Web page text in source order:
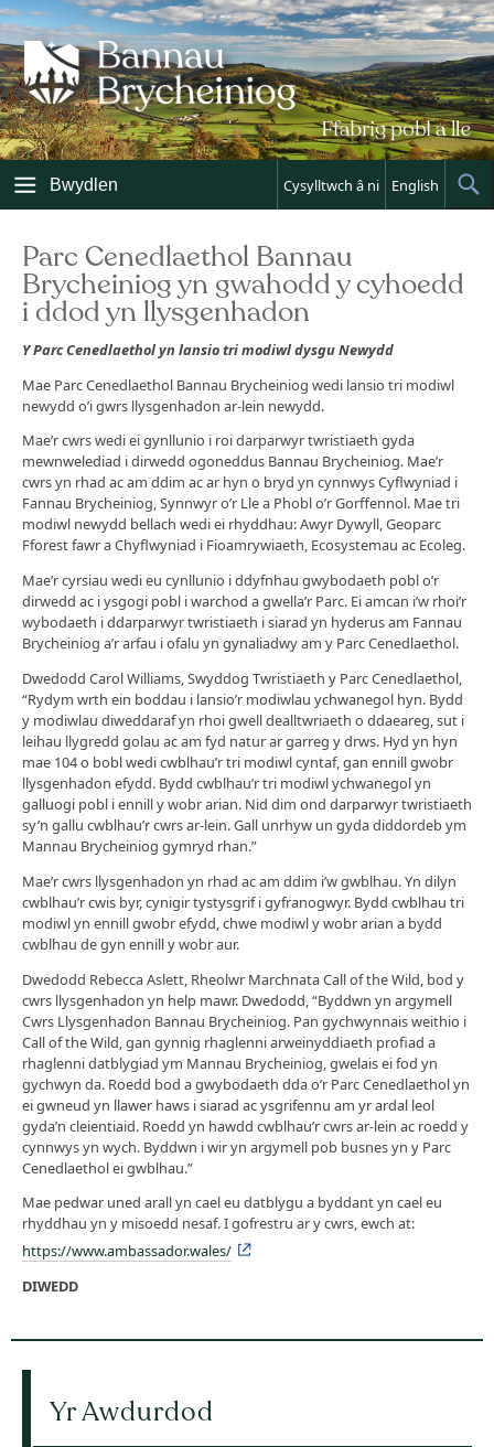
Skip
to
content
Bwydlen Cysylltwch â ni English
Parc Cenedlaethol Bannau
Brycheiniog yn gwahodd y cyhoedd
i ddod yn llysgenhadon
Y Parc Cenedlaethol yn lansio tri modiwl dysgu Newydd
Mae Parc Cenedlaethol Bannau Brycheiniog wedi lansio tri modiwl
newydd o’i gwrs llysgenhadon ar-lein newydd.
Mae’r cwrs wedi ei gynllunio i roi darparwyr twristiaeth gyda
mewnwelediad i dirwedd ogoneddus Bannau Brycheiniog. Mae’r
cwrs yn rhad ac am ddim ac ar hyn o bryd yn cynnwys Cyflwyniad i
Fannau Brycheiniog, Synnwyr o’r Lle a Phobl o’r Gorffennol. Mae tri
modiwl newydd bellach wedi ei rhyddhau: Awyr Dywyll, Geoparc
Fforest fawr a Chyflwyniad i Fioamrywiaeth, Ecosystemau ac Ecoleg.
Mae’r cyrsiau wedi eu cynllunio i ddyfnhau gwybodaeth pobl o’r
dirwedd ac i ysgogi pobl i warchod a gwella’r Parc. Ei amcan i’w rhoi’r
wybodaeth i ddarparwyr twristiaeth i siarad yn hyderus am Fannau
Brycheiniog a’r arfau i ofalu yn gynaliadwy am y Parc Cenedlaethol.
Dwedodd Carol Williams, Swyddog Twristiaeth y Parc Cenedlaethol,
“Rydym wrth ein boddau i lansio’r modiwlau ychwanegol hyn. Bydd
y modiwlau diweddaraf yn rhoi gwell dealltwriaeth o ddaeareg, sut i
leihau llygredd golau ac am fyd natur ar garreg y drws. Hyd yn hyn
mae 104 o bobl wedi cwblhau’r tri modiwl cyntaf, gan ennill gwobr
llysgenhadon efydd. Bydd cwblhau’r tri modiwl ychwanegol yn
galluogi pobl i ennill y wobr arian. Nid dim ond darparwyr twristiaeth
sy’n gallu cwblhau’r cwrs ar-lein. Gall unrhyw un gyda diddordeb ym
Mannau Brycheiniog gymryd rhan.”
Mae’r cwrs llysgenhadon yn rhad ac am ddim i’w gwblhau. Yn dilyn
cwblhau’r cwis byr, cynigir tystysgrif i gyfranogwyr. Bydd cwblhau tri
modiwl yn ennill gwobr efydd, chwe modiwl y wobr arian a bydd
cwblhau de gyn ennill y wobr aur.
Dwedodd Rebecca Aslett, Rheolwr Marchnata Call of the Wild, bod y
cwrs llysgenhadon yn help mawr. Dwedodd, “Byddwn yn argymell
Cwrs Llysgenhadon Bannau Brycheiniog. Pan gychwynnais weithio i
Call of the Wild, gan gynnig rhaglenni arweinyddiaeth profiad a
rhaglenni datblygiad ym Mannau Brycheiniog, gwelais ei fod yn
gychwyn da. Roedd bod a gwybodaeth dda o’r Parc Cenedlaethol yn
ei gwneud yn llawer haws i siarad ac ysgrifennu am yr ardal leol
gyda’n cleientiaid. Roedd yn hawdd cwblhau’r cwrs ar-lein ac roedd y
cynnwys yn wych. Byddwn i wir yn argymell pob busnes yn y Parc
Cenedlaethol ei gwblhau.”
Mae pedwar uned arall yn cael eu datblygu a byddant yn cael eu
rhyddhau yn y misoedd nesaf. I gofrestru ar y cwrs, ewch at:
https://www.ambassador.wales/
DIWEDD
Yr Awdurdod